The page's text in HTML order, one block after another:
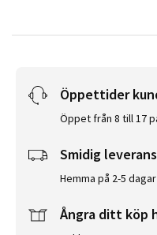
Öppettider
Öppet från 8 till 17
Smidig leverans
Hemma på 2-5
Ångra ditt köp